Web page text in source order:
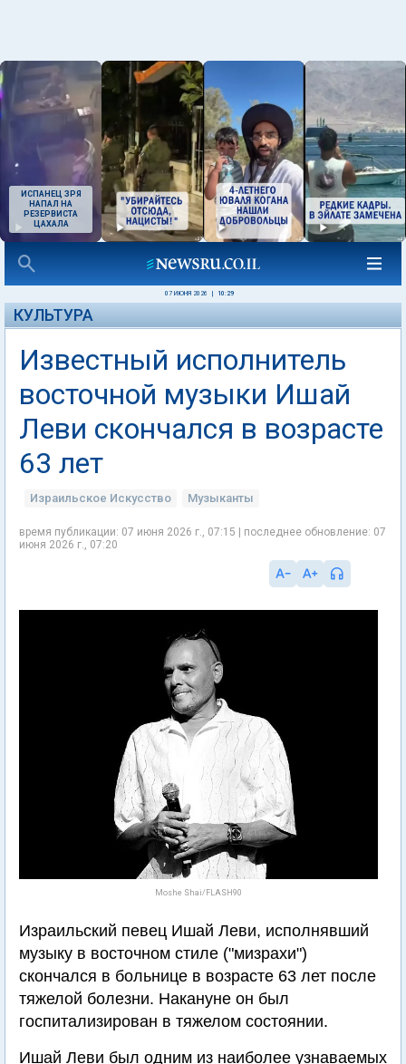
ИСПАНЕЦ ЗРЯ
НАПАЛ НА
РЕЗЕРВИСТА
ЦАХАЛА
07 ИЮНЯ 2026 10:29
КУЛЬТУРА
Известный исполнитель
восточной музыки Ишай
Леви скончался в возрасте
63 лет
Израильское Искусство Музыканты
время публикации: 07 июня 2026 г., 07:15 | последнее обновление: 07
июня 2026 г., 07:20
Moshe Shai/FLASH90
Израильский певец Ишай Леви, исполнявший
музыку в восточном стиле ("мизрахи")
скончался в больнице в возрасте 63 лет после
тяжелой болезни. Накануне он был
госпитализирован в тяжелом состоянии.
Ишай Леви был одним из наиболее узнаваемых